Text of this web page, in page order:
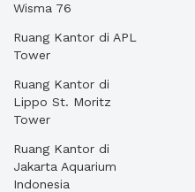
Wisma 76
Ruang Kantor di APL
Tower
Ruang Kantor di
Lippo St. Moritz
Tower
Ruang Kantor di
Jakarta Aquarium
Indonesia